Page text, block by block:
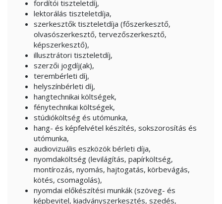
fordítói tiszteletdíj,
lektorálás tiszteletdíja,
szerkesztők tiszteletdíja (főszerkesztő,
olvasószerkesztő, tervezőszerkesztő,
képszerkesztő),
illusztrátori tiszteletdíj,
szerzői jogdíj(ak),
terembérleti díj,
helyszínbérleti díj,
hangtechnikai költségek,
fénytechnikai költségek,
stúdióköltség és utómunka,
hang- és képfelvétel készítés, sokszorosítás és
utómunka,
audiovizuális eszközök bérleti díja,
nyomdaköltség (levilágítás, papírköltség,
montírozás, nyomás, hajtogatás, körbevágás,
kötés, csomagolás),
nyomdai előkészítési munkák (szöveg- és
képbevitel, kiadványszerkesztés, szedés,